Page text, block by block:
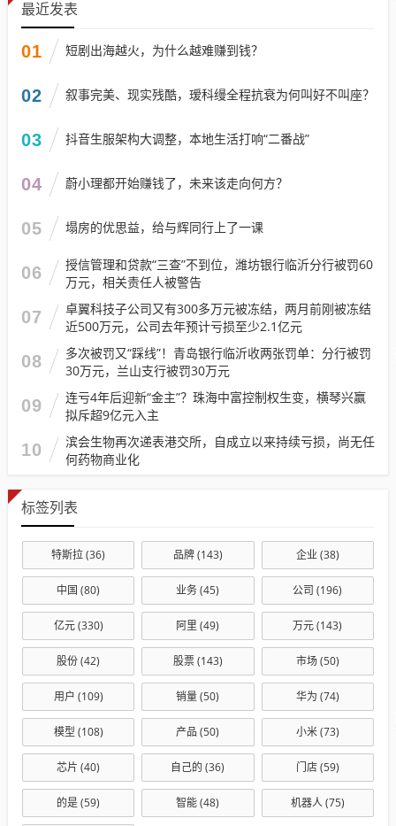
最近发表
01 短剧出海越火，为什么越难赚到钱？
02 叙事完美、现实残酷，瑷科缦全程抗衰为何叫好不叫座？
03 抖音生服架构大调整，本地生活打响“二番战”
04 蔚小理都开始赚钱了，未来该走向何方？
05 塌房的优思益，给与辉同行上了一课
06
授信管理和贷款“三查”不到位，潍坊银行临沂分行被罚60
万元，相关责任人被警告
07
卓翼科技子公司又有300多万元被冻结，两月前刚被冻结
近500万元，公司去年预计亏损至少2.1亿元
08
多次被罚又“踩线”！青岛银行临沂收两张罚单：分行被罚
30万元，兰山支行被罚30万元
09
连亏4年后迎新“金主”？珠海中富控制权生变，横琴兴赢
拟斥超9亿元入主
10
滨会生物再次递表港交所，自成立以来持续亏损，尚无任
何药物商业化
标签列表
特斯拉(36) 品牌(143) 企业(38)
中国 (80) 业务(45) 公司 (196)
亿元(330) 阿里 (49) 万元(143)
股份(42) 股票(143) 市场(50)
用户 (109) 销量(50) 华为 (74)
模型 (108) 产品 (50) 小米(73)
芯片 (40) 自己的 (36) 门店(59)
的是(59) 智能(48) 机器人(75)